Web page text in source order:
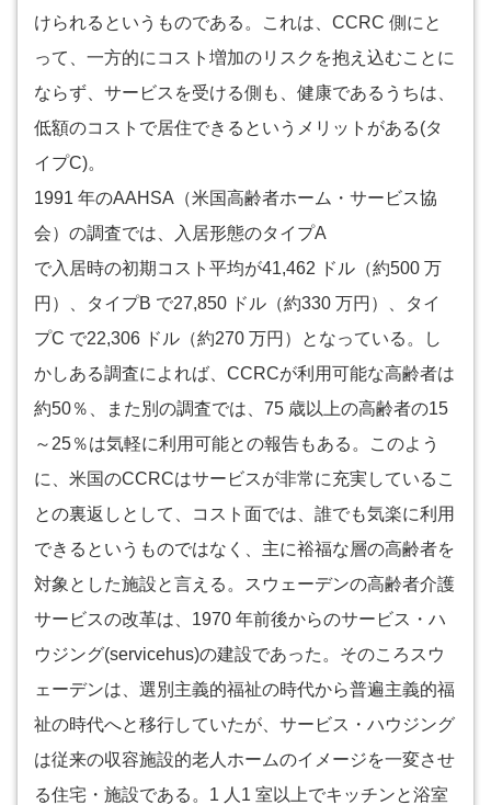
けられるというものである。これは、CCRC 側にと
って、一方的にコスト増加のリスクを抱え込むことに
ならず、サービスを受ける側も、健康であるうちは、
低額のコストで居住できるというメリットがある(タ
イプC)。
1991 年のAAHSA（米国高齢者ホーム・サービス協
会）の調査では、入居形態のタイプA
で入居時の初期コスト平均が41,462 ドル（約500 万
円）、タイプB で27,850 ドル（約330 万円）、タイ
プC で22,306 ドル（約270 万円）となっている。し
かしある調査によれば、CCRCが利用可能な高齢者は
約50％、また別の調査では、75 歳以上の高齢者の15
～25％は気軽に利用可能との報告もある。このよう
に、米国のCCRCはサービスが非常に充実しているこ
との裏返しとして、コスト面では、誰でも気楽に利用
できるというものではなく、主に裕福な層の高齢者を
対象とした施設と言える。スウェーデンの高齢者介護
サービスの改革は、1970 年前後からのサービス・ハ
ウジング(servicehus)の建設であった。そのころスウ
ェーデンは、選別主義的福祉の時代から普遍主義的福
祉の時代へと移行していたが、サービス・ハウジング
は従来の収容施設的老人ホームのイメージを一変させ
る住宅・施設である。1 人1 室以上でキッチンと浴室